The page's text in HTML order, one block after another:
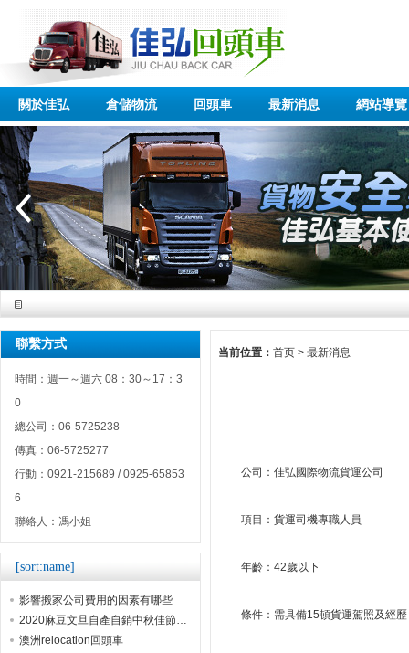
關於佳弘 倉儲物流 回頭車 最新消息 網站導覽
聯繫方式
時間：週一～週六 08：30～17：3
0
總公司：06-5725238
傳真：06-5725277
行動：0921-215689 / 0925-65853
6
聯絡人：馮小姐
[sort:name]
影響搬家公司費用的因素有哪些
2020麻豆文旦自產自銷中秋佳節贈禮首選
澳洲relocation回頭車
当前位置： 首页 > 最新消息
公司：佳弘國際物流貨運公司
項目：貨運司機專職人員
年齡：42歲以下
條件：需具備15頓貨運駕照及經